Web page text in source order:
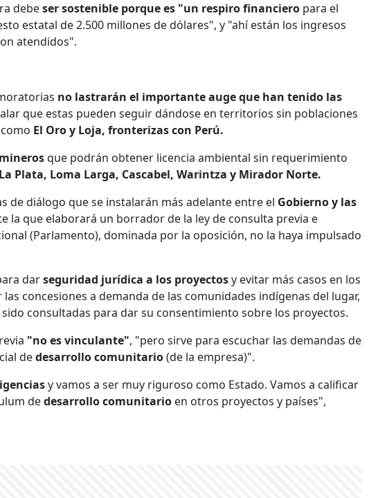
debeser sostenible porque es "un respiro financiero para el
estatal de 2.500 millones de dólares", y "ahí están los ingresos
atendidos".
no lastrarán el importante auge que han tenido las
que estas pueden seguir dándose en territorios sin poblaciones
El Oro y Loja, fronterizas con Perú.
que podrán obtener licencia ambiental sin requerimiento
Plata, Loma Larga, Cascabel, Warintza y Mirador Norte.
de diálogo que se instalarán más adelante entre el Gobierno y las
la que elaborará un borrador de la ley de consulta previa e
(Parlamento), dominada por la oposición, no la haya impulsado
darseguridad jurídica a los proyectosy evitar más casos en los
concesiones a demanda de las comunidades indígenas del lugar,
consultadas para dar su consentimiento sobre los proyectos.
"no es vinculante", "pero sirve para escuchar las demandas de
dedesarrollo comunitario(de la empresa)".
y vamos a ser muy riguroso como Estado. Vamos a calificar
dedesarrollo comunitario en otros proyectos y países",